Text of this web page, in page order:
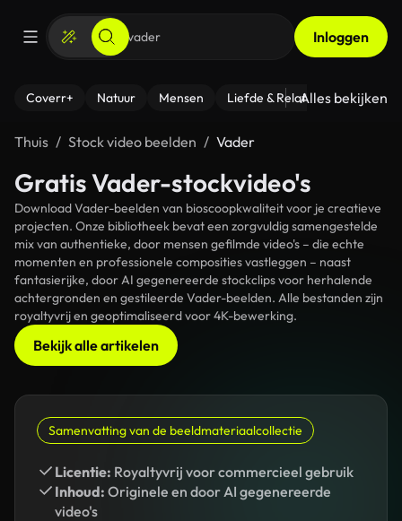
Inloggen
Coverr+ Natuur Mensen Liefde & Relaties - Fitness
Alles bekijken
Thuis Stock video beelden Vader
Gratis Vader-stockvideo's
Download Vader-beelden van bioscoopkwaliteit voor je creatieve
projecten. Onze bibliotheek bevat een zorgvuldig samengestelde
mix van authentieke, door mensen gefilmde video's – die echte
momenten en professionele composities vastleggen – naast
fantasierijke, door AI gegenereerde stockclips voor herhalende
achtergronden en gestileerde Vader-beelden. Alle bestanden zijn
royaltyvrij en geoptimaliseerd voor 4K-bewerking.
Bekijk alle artikelen
Samenvatting van de beeldmateriaalcollectie
Licentie: Royaltyvrij voor commercieel gebruik
Inhoud: Originele en door AI gegenereerde
video's